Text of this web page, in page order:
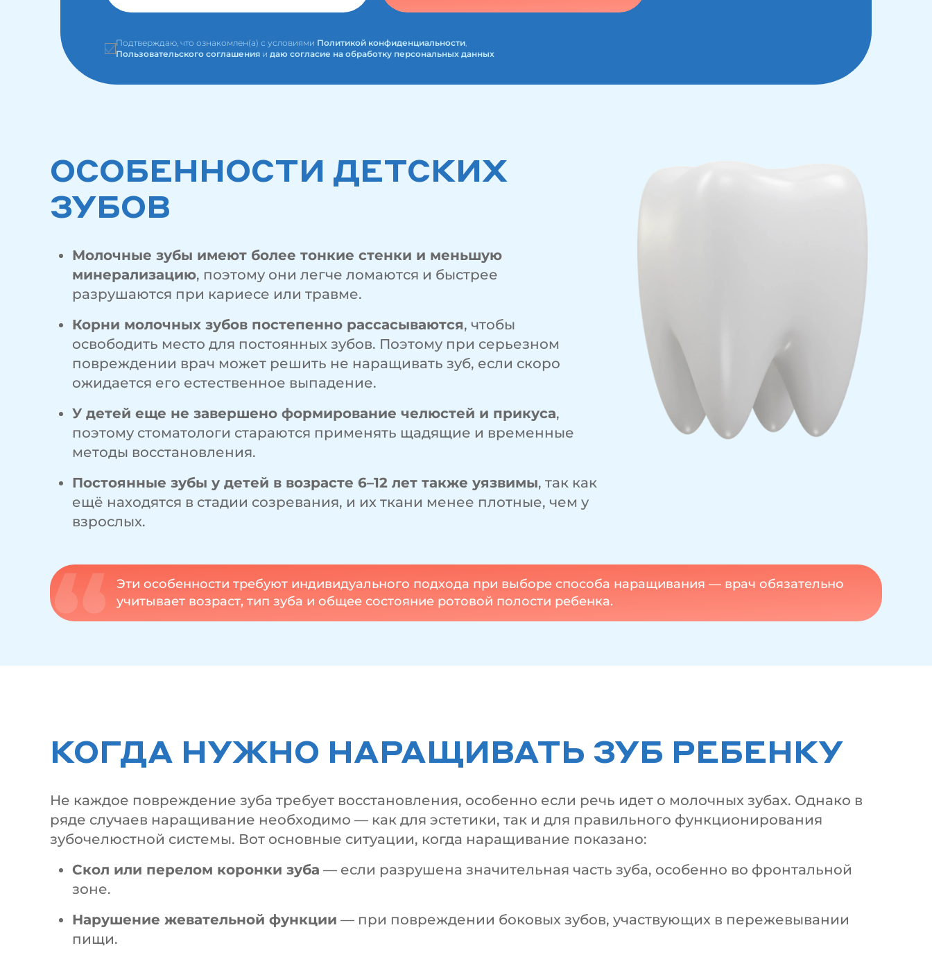
Подтверждаю, что ознакомлен(а) с условиями Политикой конфиденциальности,
Пользовательского соглашения и даю согласие на обработку персональных данных
ОСОБЕННОСТИ ДЕТСКИХ
ЗУБОВ
Молочные зубы имеют более тонкие стенки и меньшую
минерализацию, поэтому они легче ломаются и быстрее
разрушаются при кариесе или травме.
Корни молочных зубов постепенно рассасываются, чтобы
освободить место для постоянных зубов. Поэтому при серьезном
повреждении врач может решить не наращивать зуб, если скоро
ожидается его естественное выпадение.
У детей еще не завершено формирование челюстей и прикуса,
поэтому стоматологи стараются применять щадящие и временные
методы восстановления.
Постоянные зубы у детей в возрасте 6–12 лет также уязвимы, так как
ещё находятся в стадии созревания, и их ткани менее плотные, чем у
взрослых.
Эти особенности требуют индивидуального подхода при выборе способа наращивания — врач обязательно
учитывает возраст, тип зуба и общее состояние ротовой полости ребенка.
КОГДА НУЖНО НАРАЩИВАТЬ ЗУБ РЕБЕНКУ
Не каждое повреждение зуба требует восстановления, особенно если речь идет о молочных зубах. Однако в
ряде случаев наращивание необходимо — как для эстетики, так и для правильного функционирования
зубочелюстной системы. Вот основные ситуации, когда наращивание показано:
Скол или перелом коронки зуба — если разрушена значительная часть зуба, особенно во фронтальной
зоне.
Нарушение жевательной функции — при повреждении боковых зубов, участвующих в пережевывании
пищи.